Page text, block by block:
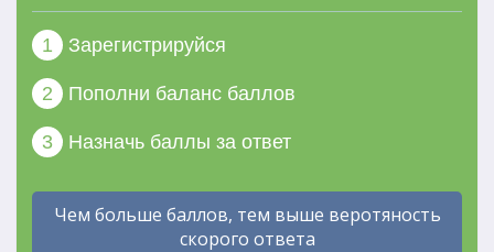
1 Зарегистрируйся
2 Пополни баланс баллов
3 Назначь баллы за ответ
Чем больше баллов, тем выше веротяность
скорого ответа